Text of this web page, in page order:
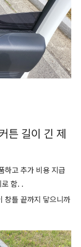
튼 길이 긴 제
하고 추가 비용 지급
함. .
틀 끝까지 닿으니까